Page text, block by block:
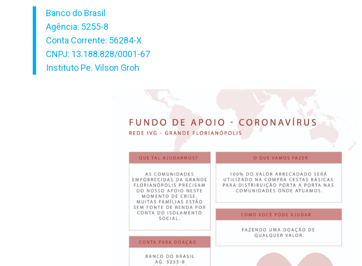
Banco do Brasil
Agência: 5255-8
Conta Corrente: 56284-X
CNPJ: 13.188.828/0001-67
Instituto Pe. Vilson Groh